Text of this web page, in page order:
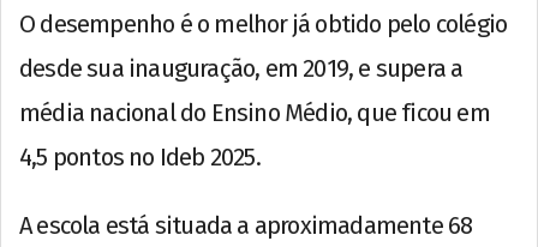
O desempenho é o melhor já obtido pelo colégio
desde sua inauguração, em 2019, e supera a
média nacional do Ensino Médio, que ficou em
4,5 pontos no Ideb 2025.
A escola está situada a aproximadamente 68